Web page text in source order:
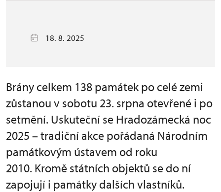
18. 8. 2025
Brány celkem 138 památek po celé zemi
zůstanou v sobotu 23. srpna otevřené i po
setmění. Uskuteční se Hradozámecká noc
2025 – tradiční akce pořádaná Národním
památkovým ústavem od roku
2010. Kromě státních objektů se do ní
zapojují i památky dalších vlastníků.